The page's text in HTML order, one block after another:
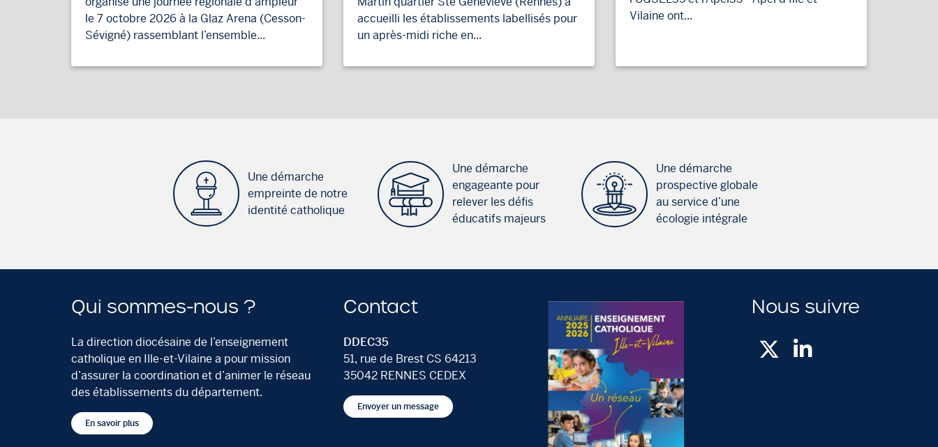
le 7 octobre 2026 à la Glaz Arena (Cesson-
Sévigné) rassemblant l’ensemble...
accueilli les établissements labellisés pour
un après-midi riche en...
Vilaine ont...
Une démarche
empreinte de notre
identité catholique
Une démarche
engageante pour
relever les défis
éducatifs majeurs
Une démarche
prospective globale
au service d’une
écologie intégrale
Qui sommes-nous ?
La direction diocésaine de l’enseignement
catholique en Ille-et-Vilaine a pour mission
d’assurer la coordination et d’animer le réseau
des établissements du département.
En savoir plus
Contact
DDEC35
51, rue de Brest CS 64213
35042 RENNES CEDEX
Envoyer un message
Nous suivre